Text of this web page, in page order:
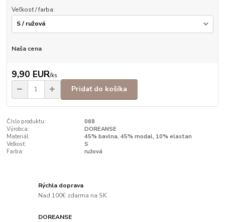
Veľkosť / farba:
Naša cena
9,90 EUR/ks
Pridať do košíka
Číslo produktu:
068
Výrobca:
DOREANSE
Materiál:
45% bavlna, 45% modal, 10% elastan
Veľkosť:
S
Farba:
ružová
Rýchla doprava
Nad 100€ zdarma na SK
DOREANSE